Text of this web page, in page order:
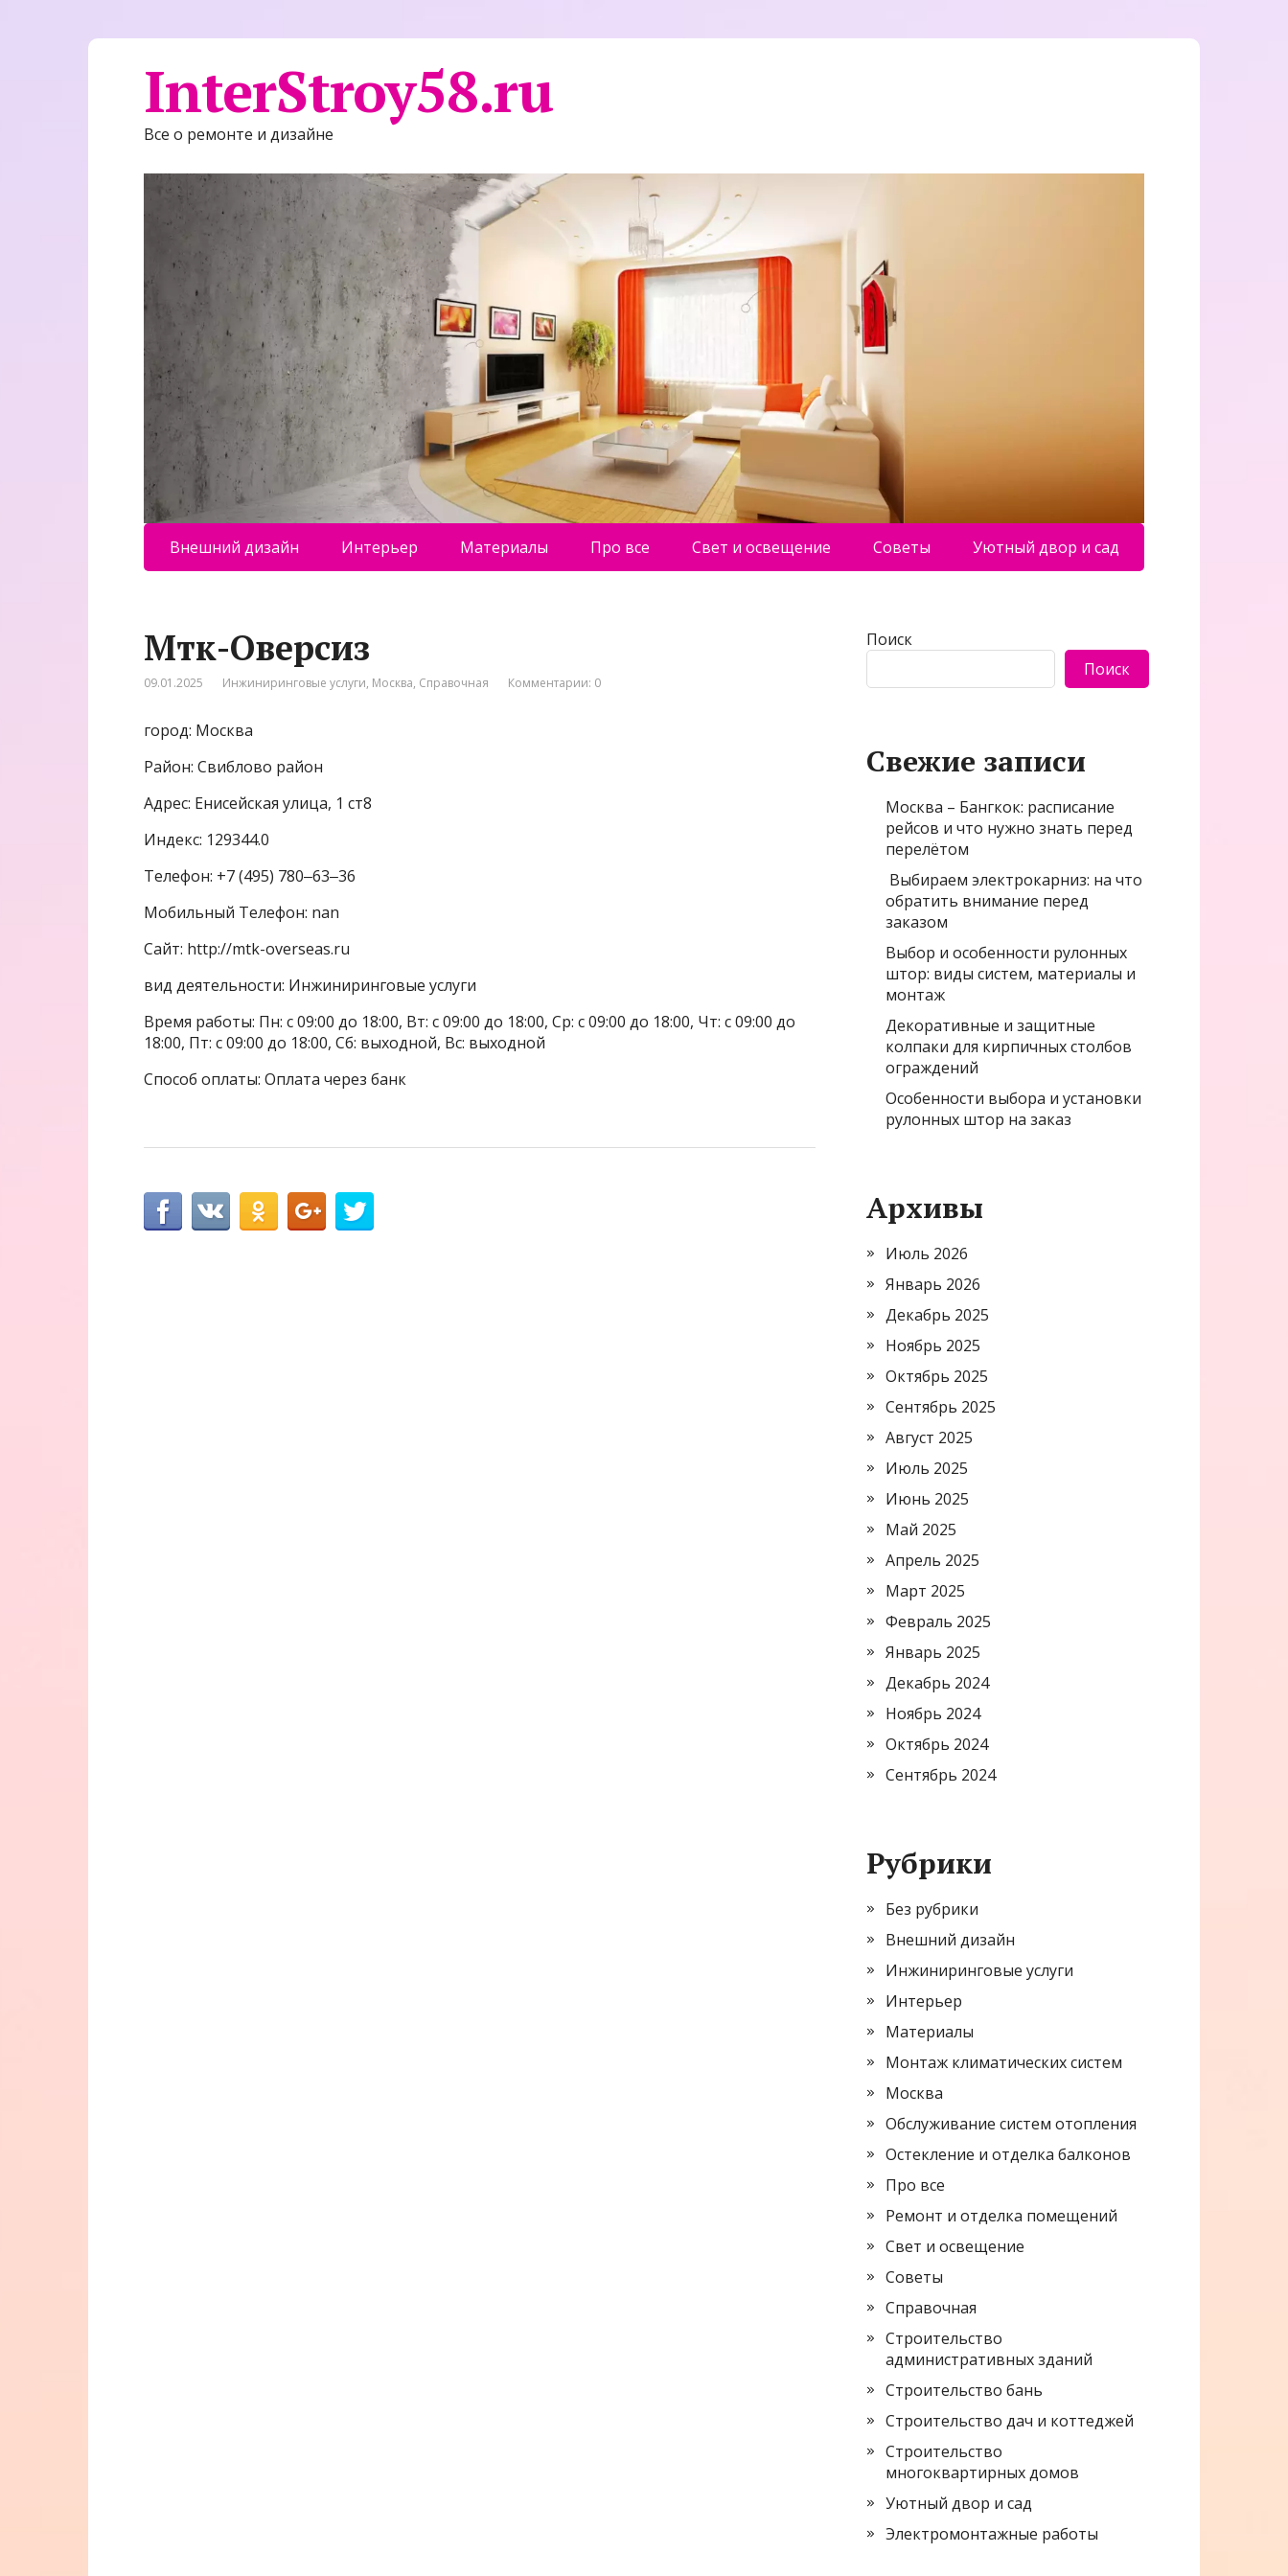
InterStroy58.ru
Все о ремонте и дизайне
Внешний дизайн Интерьер Материалы Про все Свет и освещение Советы Уютный двор и сад
Мтк-Оверсиз
09.01.2025 Инжиниринговые услуги, Москва, Справочная Комментарии: 0
город: Москва
Район: Свиблово район
Адрес: Енисейская улица, 1 ст8
Индекс: 129344.0
Телефон: +7 (495) 780‒63‒36
Мобильный Телефон: nan
Сайт: http://mtk-overseas.ru
вид деятельности: Инжиниринговые услуги
Время работы: Пн: с 09:00 до 18:00, Вт: с 09:00 до 18:00, Ср: с 09:00 до 18:00, Чт: с 09:00 до
18:00, Пт: с 09:00 до 18:00, Сб: выходной, Вс: выходной
Способ оплаты: Оплата через банк
Поиск
Поиск
Свежие записи
Москва – Бангкок: расписание
рейсов и что нужно знать перед
перелётом
Выбираем электрокарниз: на что
обратить внимание перед
заказом
Выбор и особенности рулонных
штор: виды систем, материалы и
монтаж
Декоративные и защитные
колпаки для кирпичных столбов
ограждений
Особенности выбора и установки
рулонных штор на заказ
Архивы
Июль 2026
Январь 2026
Декабрь 2025
Ноябрь 2025
Октябрь 2025
Сентябрь 2025
Август 2025
Июль 2025
Июнь 2025
Май 2025
Апрель 2025
Март 2025
Февраль 2025
Январь 2025
Декабрь 2024
Ноябрь 2024
Октябрь 2024
Сентябрь 2024
Рубрики
Без рубрики
Внешний дизайн
Инжиниринговые услуги
Интерьер
Материалы
Монтаж климатических систем
Москва
Обслуживание систем отопления
Остекление и отделка балконов
Про все
Ремонт и отделка помещений
Свет и освещение
Советы
Справочная
Строительство
административных зданий
Строительство бань
Строительство дач и коттеджей
Строительство
многоквартирных домов
Уютный двор и сад
Электромонтажные работы